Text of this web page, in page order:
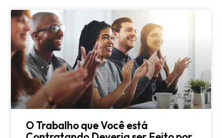
O Trabalho que Você está